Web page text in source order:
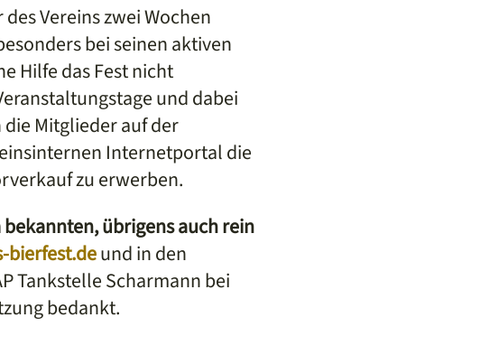
Vereins zwei Wochen
bei seinen aktiven
Hilfe das Fest nicht
und dabei
Mitglieder auf der
Internetportal die
zu erwerben.
übrigens auch rein
bierfest.deund in den
Tankstelle Scharmann bei
bedankt.